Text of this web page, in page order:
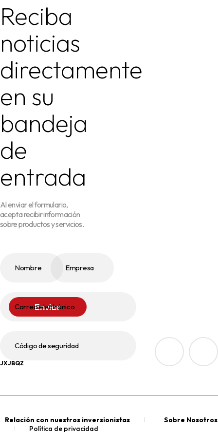
Reciba
noticias
directamente
en su
bandeja
de
entrada
Al enviar el formulario,
acepta recibir información
sobre productos y servicios.
Nombre Empresa
Enviar
Correo electrónico
JXJBQZ
Código de seguridad
Relación con nuestros inversionistas
Sobre Nosotros
Política de privacidad